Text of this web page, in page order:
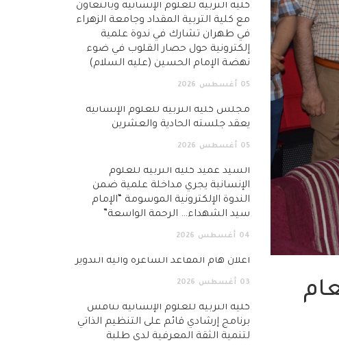
كلية التربية للعلوم الإنسانية وبالتعاون
مع كلية التربية المقداد وجامعة الزهراء
في طهران تشارك في ندوة علمية
إلكترونية حول حصار القلوب في ضوء
نهضة الإمام الحسين (عليه السلام)
05 أغسطس 2026
مجلس كلية التربية للعلوم الإنسانية
يعقد جلسته الحادية والعشرين
05 أغسطس 2026
السيد عميد كلية التربية للعلوم
الإنسانية يجري مداخلة علمية ضمن
الندوة الإلكترونية الموسومة “الإمام
سيد الشهداء… الرحمة الواسعة”
04 أغسطس 2026
اعلان هام المقاعد الشاغرة وآلية التدوير
03 أغسطس 2026
كلية التربية للعلوم الإنسانية تناقش
برنامج إرشادي قائم على التنظيم الذاتي
لتنمية الثقة المعرفية لدى طلبة